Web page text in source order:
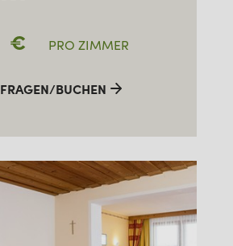
€ PRO ZIMMER
BUCHEN